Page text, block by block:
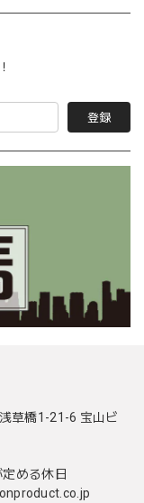
登録
草橋1-21-6 宝山ビ
める休日